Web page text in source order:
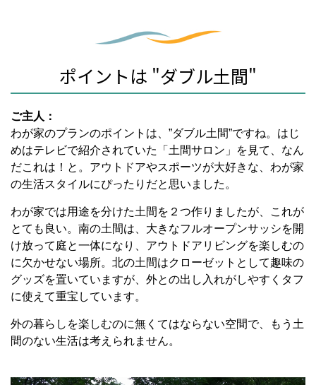
ポイントは "ダブル土間"
ご主人：
わが家のプランのポイントは、”ダブル土間”ですね。はじ
めはテレビで紹介されていた「土間サロン」を見て、なん
だこれは！と。アウトドアやスポーツが大好きな、わが家
の生活スタイルにぴったりだと思いました。
わが家では用途を分けた土間を２つ作りましたが、これが
とても良い。南の土間は、大きなフルオープンサッシを開
け放って庭と一体になり、アウトドアリビングを楽しむの
に欠かせない場所。北の土間はクローゼットとして趣味の
グッズを置いていますが、外との出し入れがしやすくタフ
に使えて重宝しています。
外の暮らしを楽しむのに無くてはならない空間で、もう土
間のない生活は考えられません。